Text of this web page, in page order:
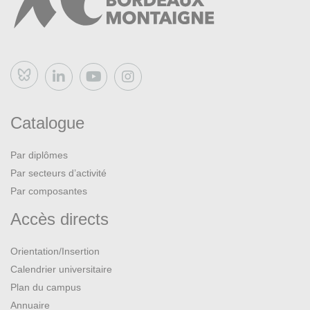
Bluesky
Catalogue
Par diplômes
Par secteurs d’activité
Par composantes
Accès directs
Orientation/Insertion
Calendrier universitaire
Plan du campus
Annuaire